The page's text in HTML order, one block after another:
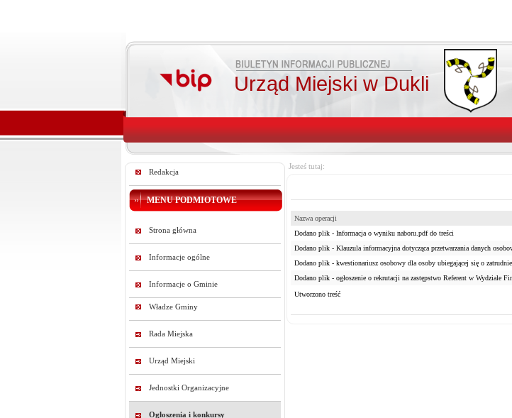
Urząd Miejski w Dukli
Redakcja
MENU PODMIOTOWE
Strona główna
Informacje ogólne
Informacje o Gminie
Władze Gminy
Rada Miejska
Urząd Miejski
Jednostki Organizacyjne
Ogłoszenia i konkursy
Jesteś tutaj:
Nazwa operacji
Dodano plik - Informacja o wyniku naboru.pdf do treści
Dodano plik - Klauzula informacyjna dotycząca przetwarzania danych
Dodano plik - kwestionariusz osobowy dla osoby ubiegającej się o
Dodano plik - ogłoszenie o rekrutacji na zastępstwo Referent w Wydziale
Utworzono treść